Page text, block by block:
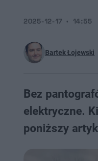
Bartek Łojewski
2025-12-17 14:55
Bez
elektryczne.
poniższy